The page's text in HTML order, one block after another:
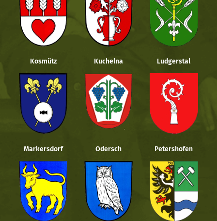
Kosmütz Kuchelna Ludgerstal
Markersdorf Odersch Petershofen